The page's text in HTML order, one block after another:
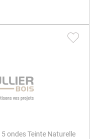
ondes Teinte Naturelle